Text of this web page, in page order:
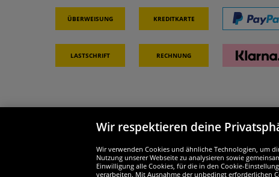
Überweisung Kreditkarte
Lastschrift Rechnung
Partner & Sicherheit Wir
Wir respektieren deine
Wir verwenden Cookies und ähnliche Technologien, um
Nutzung unserer Webseite zu analysieren sowie
Einwilligung alle Cookies, für die in den Cookie-
verarbeiten. Mit Ausnahme der unbedingt erforderlichen